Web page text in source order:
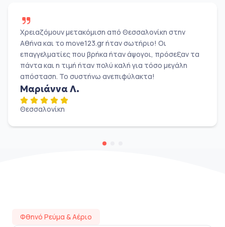
Χρειαζόμουν μετακόμιση από Θεσσαλονίκη στην
Αθήνα και το move123.gr ήταν σωτήριο! Οι
επαγγελματίες που βρήκα ήταν άψογοι, πρόσεξαν τα
πάντα και η τιμή ήταν πολύ καλή για τόσο μεγάλη
απόσταση. Το συστήνω ανεπιφύλακτα!
Μαριάννα Λ.
Θεσσαλονίκη
Φθηνό Ρεύμα & Αέριο